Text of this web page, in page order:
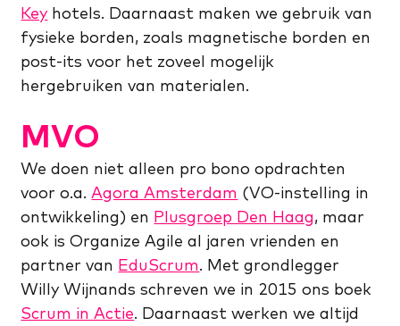
Keyhotels. Daarnaast maken we gebruik van
fysieke borden, zoals magnetische borden en
post-its voor het zoveel mogelijk
hergebruiken van materialen.
MVO
We doen niet alleen pro bono opdrachten
voor o.a.Agora Amsterdam (VO-instelling in
ontwikkeling) en Plusgroep Den Haag, maar
ook is Organize Agile al jaren vrienden en
partner van EduScrum. Met grondlegger
Willy Wijnands schreven we in 2015 ons boek
Scrum in Actie. Daarnaast werken we altijd